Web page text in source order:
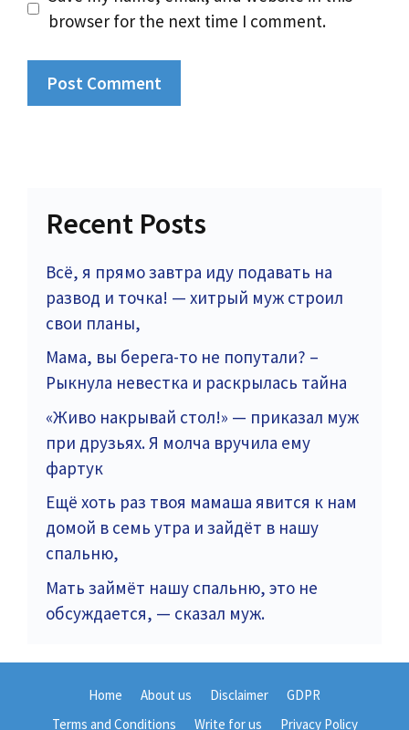
browser for the next time I comment.
Recent Posts
Всё, я прямо завтра иду подавать на
развод и точка! — хитрый муж строил
свои планы,
Мама, вы берега-то не попутали? –
Рыкнула невестка и раскрылась тайна
«Живо накрывай стол!» — приказал муж
при друзьях. Я молча вручила ему
фартук
Ещё хоть раз твоя мамаша явится к нам
домой в семь утра и зайдёт в нашу
спальню,
Мать займёт нашу спальню, это не
обсуждается, — сказал муж.
Home About us Disclaimer
GDPR
Terms and Conditions
Write for us Privacy Policy